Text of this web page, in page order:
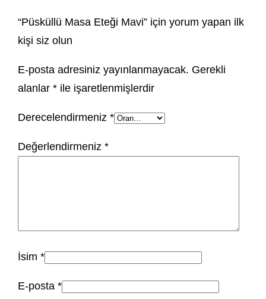
“Püsküllü Masa Eteği Mavi” için yorum yapan ilk
kişi siz olun
E-posta adresiniz yayınlanmayacak. Gerekli
alanlar* ile işaretlenmişlerdir
Derecelendirmeniz*
Değerlendirmeniz*
İsim*
E-posta*